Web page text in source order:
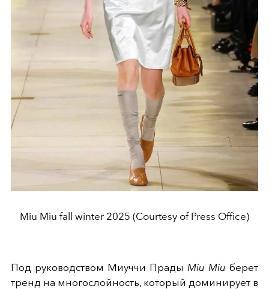
Miu Miu fall winter 2025 (Courtesy of Press Office)
Под руководством Миуччи Прады Miu Miu берет
тренд на многослойность, который доминирует в